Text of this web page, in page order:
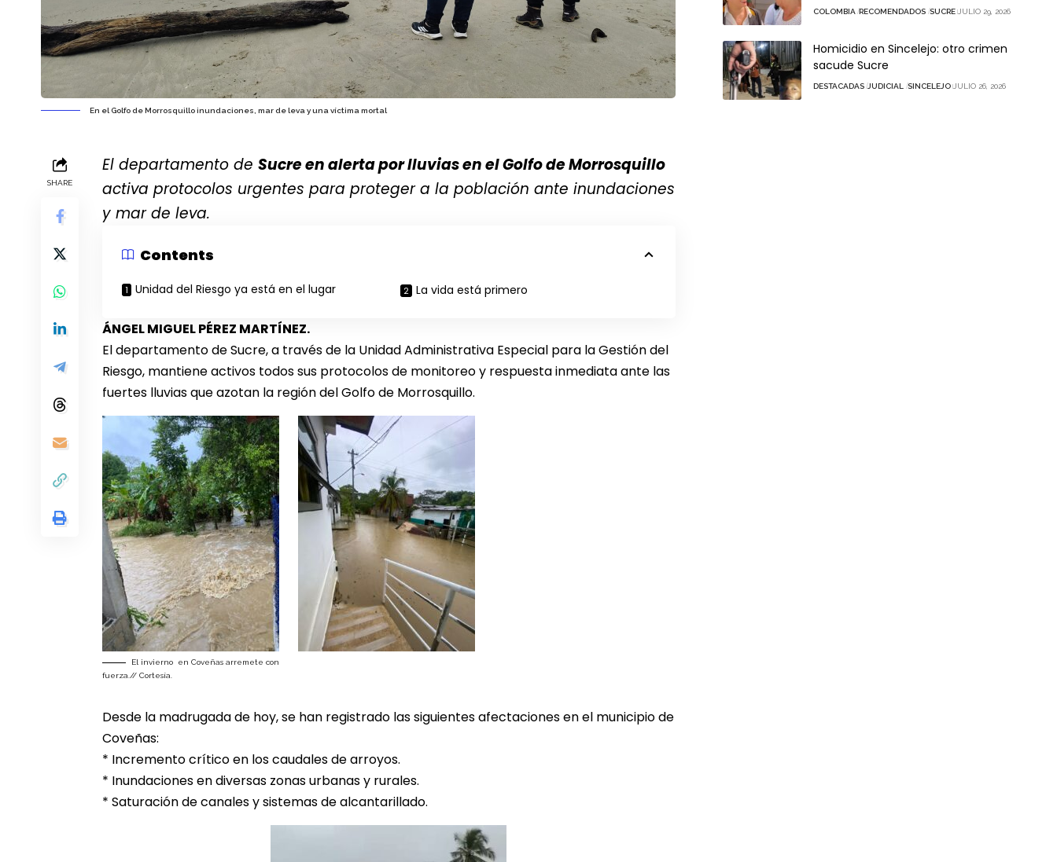
En el Golfo de Morrosquillo inundaciones, mar de leva y una víctima mortal
SHARE
El departamento de Sucre en alerta por lluvias en el Golfo de Morrosquillo
activa protocolos urgentes para proteger a la población ante inundaciones
y mar de leva.
Contents
Unidad del Riesgo ya está en el lugar La vida está primero
ÁNGEL MIGUEL PÉREZ MARTÍNEZ.
El departamento de Sucre, a través de la Unidad Administrativa Especial para la Gestión del
Riesgo, mantiene activos todos sus protocolos de monitoreo y respuesta inmediata ante las
fuertes lluvias que azotan la región del Golfo de Morrosquillo.
El invierno en Coveñas arremete con
fuerza.// Cortesía.
Desde la madrugada de hoy, se han registrado las siguientes afectaciones en el municipio de
Coveñas:
* Incremento crítico en los caudales de arroyos.
* Inundaciones en diversas zonas urbanas y rurales.
* Saturación de canales y sistemas de alcantarillado.
COLOMBIA RECOMENDADOS SUCRE JULIO 29, 2026
Homicidio en Sincelejo: otro crimen
sacude Sucre
DESTACADAS JUDICIAL SINCELEJO JULIO 26, 2026